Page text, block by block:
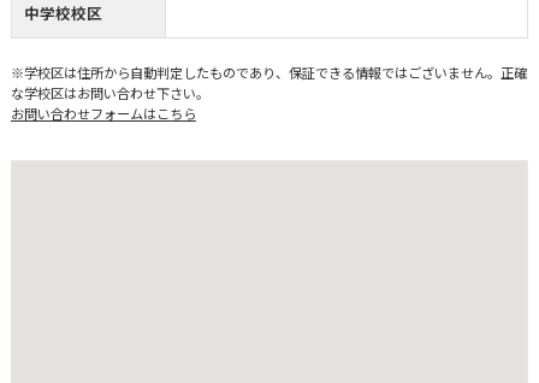
中学校校区
※学校区は住所から自動判定したものであり、保証できる情報ではございません。正確
な学校区はお問い合わせ下さい。
お問い合わせフォームはこちら